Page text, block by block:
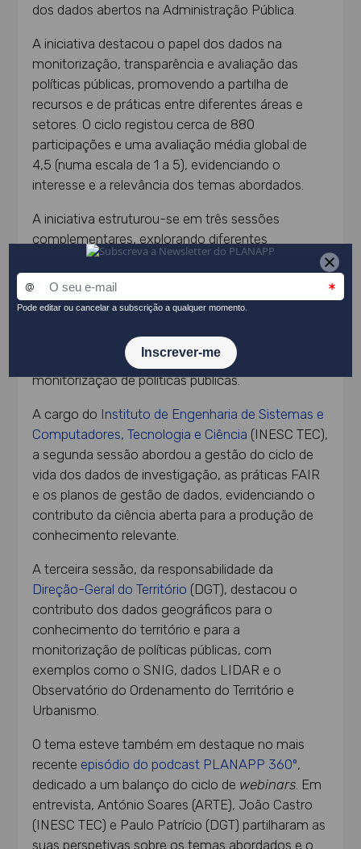
dos dados abertos na Administração Pública.
A iniciativa destacou o papel dos dados na
monitorização, transparência e avaliação das
políticas públicas, promovendo a partilha de
recursos e de práticas entre diferentes áreas e
setores. O ciclo registou cerca de 880
participações e uma avaliação média global de
4,5 (numa escala de 1 a 5), evidenciando o
interesse e a relevância dos temas abordados.
A iniciativa estruturou-se em três sessões
complementares, explorando diferentes
dimensões da produção, gestão e reutilização de
dados. A
Agência para a Reforma Tecnológica do
Estado(ARTE) conduziu a primeira sessão,
principais iniciativas nacionais, incluindo o Portal
de Dados Abertos e a utilização de dados na
monitorização de políticas públicas.
A cargo do Instituto de Engenharia de Sistemas e
Computadores, Tecnologia e Ciência (INESC TEC),
a segunda sessão abordou a gestão do ciclo de
vida dos dados de investigação, as práticas FAIR
e os planos de gestão de dados, evidenciando o
contributo da ciência aberta para a produção de
conhecimento relevante.
A terceira sessão, da responsabilidade da
Direção-Geral do Território (DGT), destacou o
contributo dos dados geográficos para o
conhecimento do território e para a
monitorização de políticas públicas, com
exemplos como o SNIG, dados LIDAR e o
Observatório do Ordenamento do Território e
Urbanismo.
O tema esteve também em destaque no mais
recente episódio do podcast PLANAPP 360º,
dedicado a um balanço do ciclo de webinars . Em
entrevista, António Soares (ARTE), João Castro
(INESC TEC) e Paulo Patrício (DGT) partilharam as
suas perspetivas sobre os temas abordados e o